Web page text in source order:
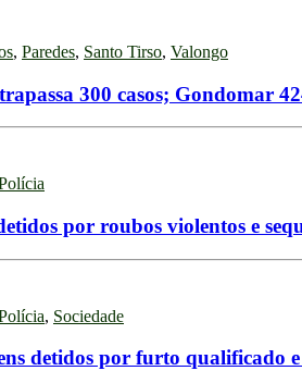
, Paredes, Santo Tirso, Valongo
300 casos; Gondomar
por roubos violentos e
, Sociedade
detidos por furto qualificado